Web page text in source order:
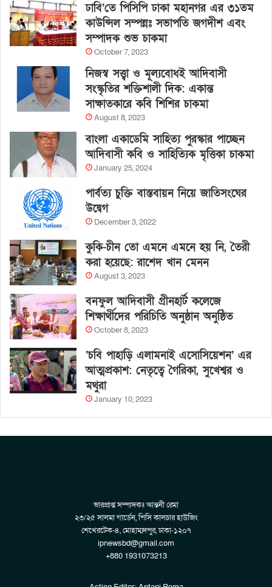
ঢাবি’তে পিসিপি ঢাকা মহানগর এর ৩১তম
কাউন্সিল সম্পন্নঃ সভাপতি জগদীশ এবং
সম্পাদক শুভ চাকমা
October 7, 2023
নিজস্ব সত্ত্বা ও মূল্যবোধই আদিবাসী
সংস্কৃতির শক্তিশালী দিক: একান্ত
সাক্ষাতকারে কবি শিশির চাকমা
August 8, 2023
বাংলা একাডেমি সাহিত্য পুরস্কার পাচ্ছেন
আদিবাসী কবি ও সাহিত্যিক মৃত্তিকা চাকমা
January 25, 2024
পার্বত্য চুক্তি বাস্তবায়ন নিয়ে জাতিসংঘের
উদ্বেগ
December 3, 2022
কুকি-চীন তো এমনে এমনে হয় নি, তৈরী
করা হয়েছে: রাশেদ খান মেনন
August 3, 2023
বনফুল আদিবাসী গ্রীনহার্ট কলেজে
শিক্ষার্থীদের পরিচিতি অনুষ্ঠান অনুষ্ঠিত
October 8, 2023
‘চবি পাহাড়ি এলামনাই এসোসিয়েশন’ এর
আত্মপ্রকাশ: নেতৃত্বে গৈরিকা, সুখেশ্বর ও
মথুরা
January 10, 2023
ভারপ্রাপ্ত সম্পাদকঃ আন্তনী রেমা
২৩/২৫ সালমা গার্ডেন, পিসি কালচার হাউজিং
শেখেরটেক-৪, মোহাম্মদপুর, ঢাকা-১২০৭
ipnewsbd@gmail.com
+880 1931073213